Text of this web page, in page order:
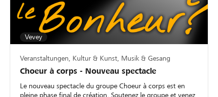
Vevey
Veranstaltungen, Kultur & Kunst, Musik & Gesang
Choeur à corps - Nouveau spectacle
Le nouveau spectacle du groupe Choeur à corps est en
pleine phase final de création. Soutenez le groupe et venez